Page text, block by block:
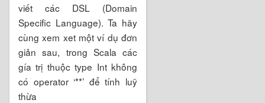
viết các DSL (Domain
Specific Language). Ta hãy
cùng xem xet một ví dụ đơn
giản sau, trong Scala các
gía trị thuộc type Int không
có operator ‘**’ để tính luỹ
thừa